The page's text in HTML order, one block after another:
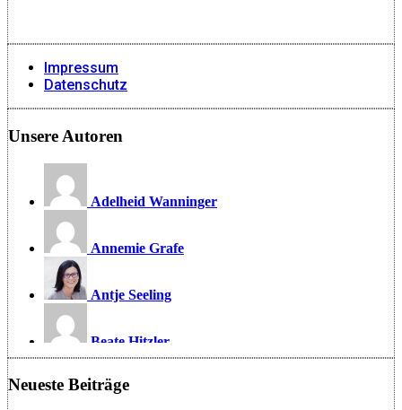
Impressum
Datenschutz
Unsere Autoren
Adelheid Wanninger
Annemie Grafe
Antje Seeling
Beate Hitzler
Birgit Werner
Neueste Beiträge